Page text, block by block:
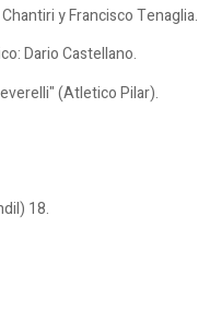
y Francisco Tenaglia.
Dario Castellano.
(Atletico Pilar).
18.